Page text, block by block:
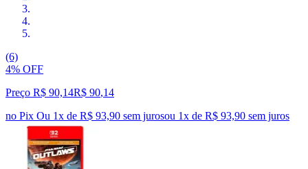
(6)
4% OFF
Preço R$ 90,14R$ 90,14
no Pix Ou 1x de R$ 93,90 sem jurosou 1x de R$ 93,90 sem juros